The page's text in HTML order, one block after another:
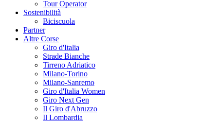
Tour Operator
Sostenibilità
Biciscuola
Partner
Altre Corse
Giro d'Italia
Strade Bianche
Tirreno Adriatico
Milano-Torino
Milano-Sanremo
Giro d'Italia Women
Giro Next Gen
Il Giro d'Abruzzo
Il Lombardia